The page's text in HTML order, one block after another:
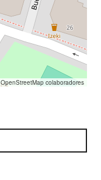
OpenStreetMap colaboradores